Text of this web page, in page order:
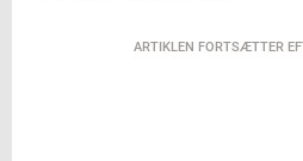
ARTIKLEN FORTSÆTTER